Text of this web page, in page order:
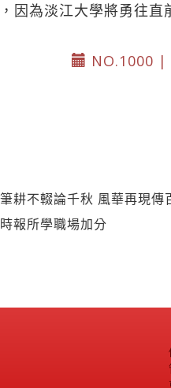
因為淡江大學將勇往
NO.1000 |
耕不輟論千秋 風華再現傳
報所學職場加分